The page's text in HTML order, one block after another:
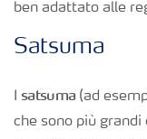
ben adattato alle
Satsuma
satsuma (ad
che sono più